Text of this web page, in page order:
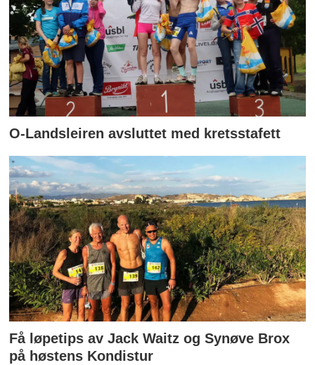
O-Landsleiren avsluttet med kretsstafett
Få løpetips av Jack Waitz og Synøve Brox
på høstens Kondistur